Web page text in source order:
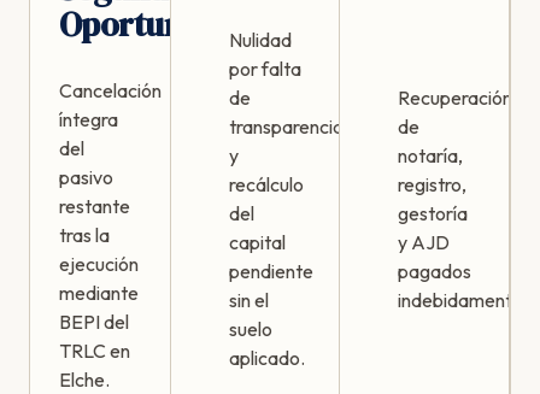
Oportunidad
Cancelación
íntegra
del
pasivo
restante
tras la
ejecución
mediante
BEPI del
TRLC en
Elche.
Nulidad
por falta
de
transparencia
y
recálculo
del
capital
pendiente
sin el
suelo
aplicado.
Recuperación
de
notaría,
registro,
gestoría
y AJD
pagados
indebidamente.